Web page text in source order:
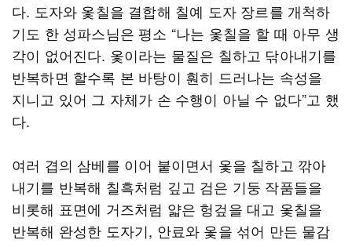
다. 도자와 옻칠을 결합해 칠예 도자 장르를 개척하
기도 한 성파스님은 평소 “나는 옻칠을 할 때 아무 생
각이 없어진다. 옻이라는 물질은 칠하고 닦아내기를
반복하면 할수록 본 바탕이 훤히 드러나는 속성을
지니고 있어 그 자체가 손 수행이 아닐 수 없다”고 했
다.
여러 겹의 삼베를 이어 붙이면서 옻을 칠하고 깎아
내기를 반복해 칠흑처럼 깊고 검은 기둥 작품들을
비롯해 표면에 거즈처럼 얇은 헝겊을 대고 옻칠을
반복해 완성한 도자기, 안료와 옻을 섞어 만든 물감